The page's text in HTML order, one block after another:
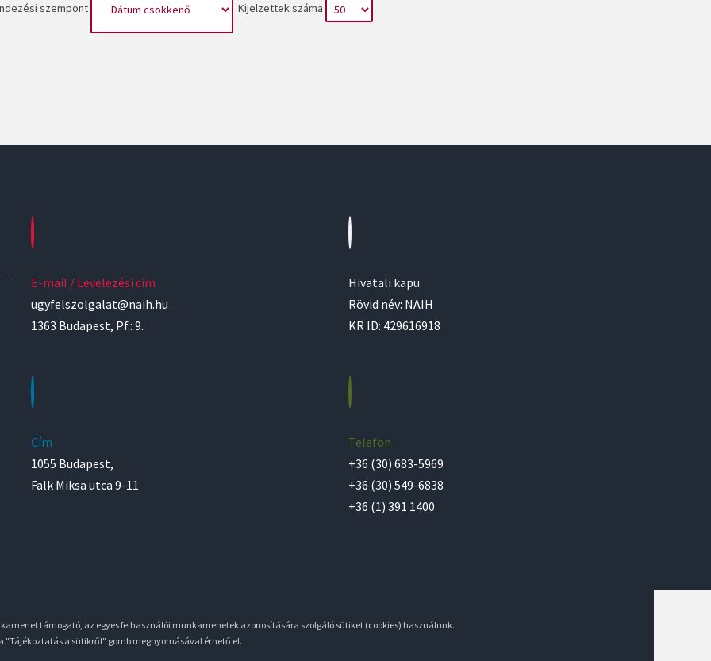
szempont Kijelzettek száma
E-mail / Levelezési cím
ugyfelszolgalat@naih.hu
1363 Budapest, Pf.: 9.
Cím
1055 Budapest,
Falk Miksa utca 9-11
Hivatali kapu
Rövid név: NAIH
KR ID: 429616918
Telefon
+36 (30) 683-5969
+36 (30) 549-6838
+36 (1) 391 1400
támogató, az egyes felhasználói munkamenetek azonosítására szolgáló sütiket (cookies) használunk.
a sütikről" gomb megnyomásával érhető el.